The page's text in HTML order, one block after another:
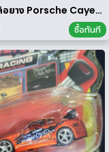
รถเหล็กล้อยาง Porsche Cayenne Turbo 1/64
ซื้อทันที